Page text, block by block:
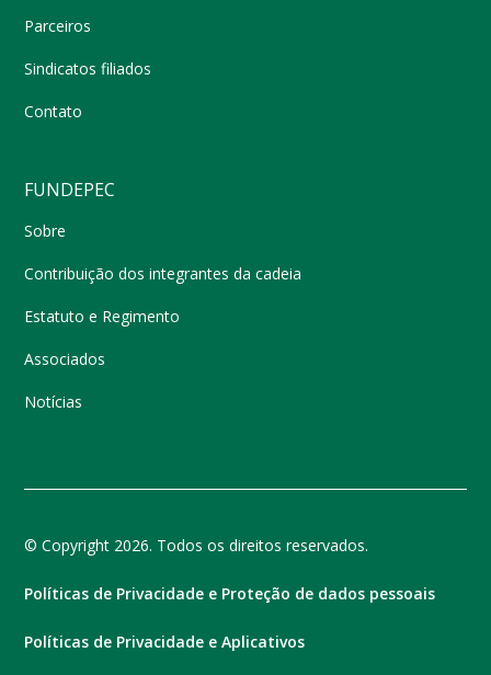
Parceiros
Sindicatos filiados
Contato
FUNDEPEC
Sobre
Contribuição dos integrantes da cadeia
Estatuto e Regimento
Associados
Notícias
© Copyright 2026. Todos os direitos reservados.
Políticas de Privacidade e Proteção de dados pessoais
Políticas de Privacidade e Aplicativos